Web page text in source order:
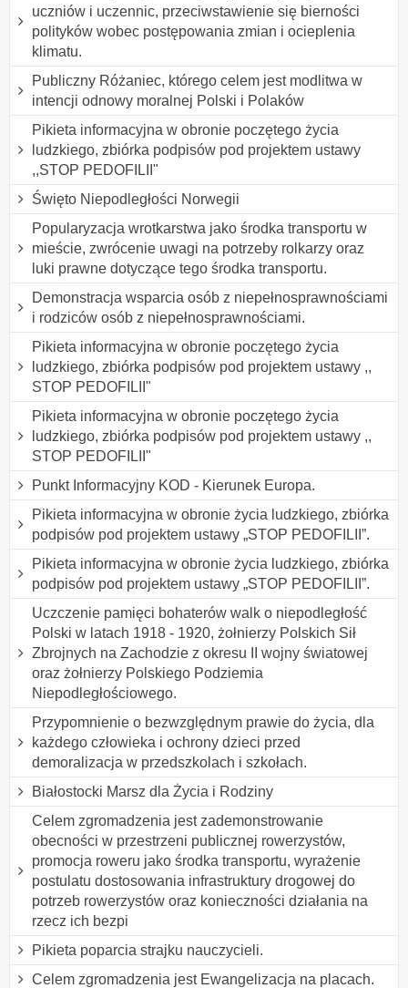
uczniów i uczennic, przeciwstawienie się bierności
polityków wobec postępowania zmian i ocieplenia
klimatu.
Publiczny Różaniec, którego celem jest modlitwa w
intencji odnowy moralnej Polski i Polaków
Pikieta informacyjna w obronie poczętego życia
ludzkiego, zbiórka podpisów pod projektem ustawy
,,STOP PEDOFILII"
Święto Niepodległości Norwegii
Popularyzacja wrotkarstwa jako środka transportu w
mieście, zwrócenie uwagi na potrzeby rolkarzy oraz
luki prawne dotyczące tego środka transportu.
Demonstracja wsparcia osób z niepełnosprawnościami
i rodziców osób z niepełnosprawnościami.
Pikieta informacyjna w obronie poczętego życia
ludzkiego, zbiórka podpisów pod projektem ustawy ,,
STOP PEDOFILII"
Pikieta informacyjna w obronie poczętego życia
ludzkiego, zbiórka podpisów pod projektem ustawy ,,
STOP PEDOFILII"
Punkt Informacyjny KOD - Kierunek Europa.
Pikieta informacyjna w obronie życia ludzkiego, zbiórka
podpisów pod projektem ustawy „STOP PEDOFILII”.
Pikieta informacyjna w obronie życia ludzkiego, zbiórka
podpisów pod projektem ustawy „STOP PEDOFILII”.
Uczczenie pamięci bohaterów walk o niepodległość
Polski w latach 1918 - 1920, żołnierzy Polskich Sił
Zbrojnych na Zachodzie z okresu II wojny światowej
oraz żołnierzy Polskiego Podziemia
Niepodległościowego.
Przypomnienie o bezwzględnym prawie do życia, dla
każdego człowieka i ochrony dzieci przed
demoralizacja w przedszkolach i szkołach.
Białostocki Marsz dla Życia i Rodziny
Celem zgromadzenia jest zademonstrowanie
obecności w przestrzeni publicznej rowerzystów,
promocja roweru jako środka transportu, wyrażenie
postulatu dostosowania infrastruktury drogowej do
potrzeb rowerzystów oraz konieczności działania na
rzecz ich bezpi
Pikieta poparcia strajku nauczycieli.
Celem zgromadzenia jest Ewangelizacja na placach.